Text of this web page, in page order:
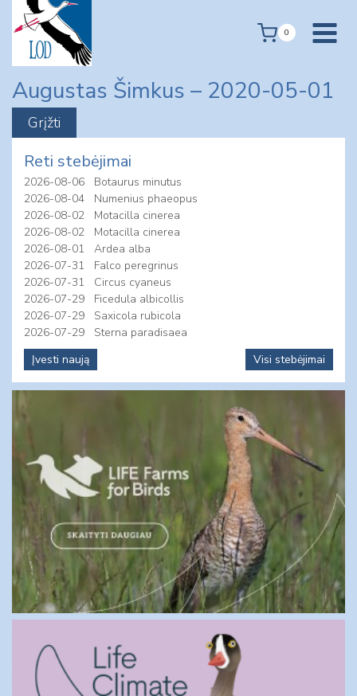
content
0
Augustas Šimkus – 2020-05-01
Reti stebėjimai
2026-08-06
Botaurus minutus
2026-08-04
Numenius phaeopus
2026-08-02
Motacilla cinerea
2026-08-02
Motacilla cinerea
2026-08-01
Ardea alba
2026-07-31
Falco peregrinus
2026-07-31
Circus cyaneus
2026-07-29
Ficedula albicollis
2026-07-29
Saxicola rubicola
2026-07-29
Sterna paradisaea
Įvesti naują
Visi stebėjimai